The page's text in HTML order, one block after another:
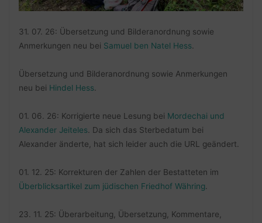
31. 07. 26: Übersetzung und Bilderanordnung sowie
Anmerkungen neu bei Samuel ben Natel Hess
Übersetzung und Bilderanordnung sowie Anmerkungen
neu bei Hindel Hess
01. 06. 26: Korrigierte neue Lesung bei Mordechai und
Alexander Jeiteles . Da sich das Sterbedatum bei
Alexander änderte, hat sich leider auch die URL geändert.
01. 12. 25: Korrekturen der Zahlen der Bestatteten im
Überblicksartikel zum jüdischen Friedhof Währing
23. 11. 25: Überarbeitung, Übersetzung, Kommentare,